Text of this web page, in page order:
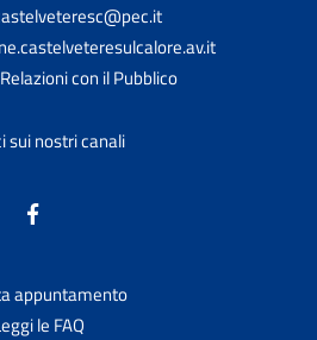
con il Pubblico
sui nostri canali
appuntamento
le FAQ